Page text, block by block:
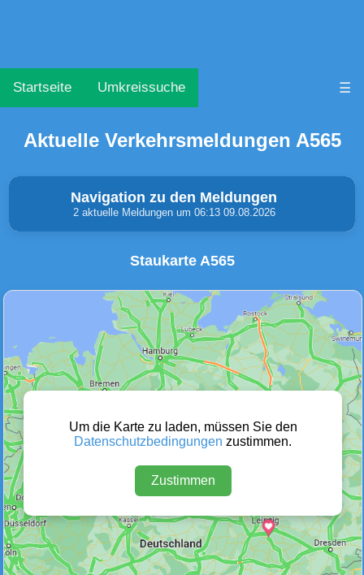
Startseite Umkreissuche ☰
Aktuelle Verkehrsmeldungen A565
Navigation zu den Meldungen
2 aktuelle Meldungen um 06:13 09.08.2026
Unfälle & Warnungen Stau
(0)
Wetter Warnungen Sperrungen
Defektes Fahrzeug
Staukarte A565
Um die Karte zu laden, müssen Sie den
Datenschutzbedingungen zustimmen.
Zustimmen